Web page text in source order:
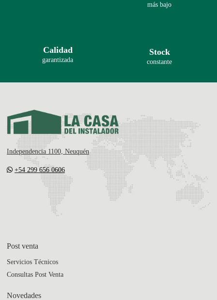
más bajo
Calidad
garantizada
Stock
constante
Independencia 1100, Neuquén
+54 299 656 0606
Post venta
Servicios Técnicos
Consultas Post Venta
Novedades